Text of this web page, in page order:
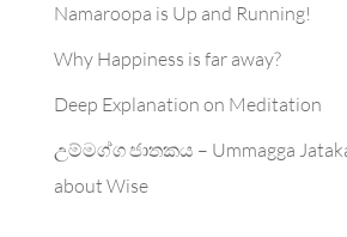
Namaroopa is Up and Running!
Why Happiness is far away?
Deep Explanation on Meditation
උම්මග්ග ජාතකය – Ummagga
about Wise